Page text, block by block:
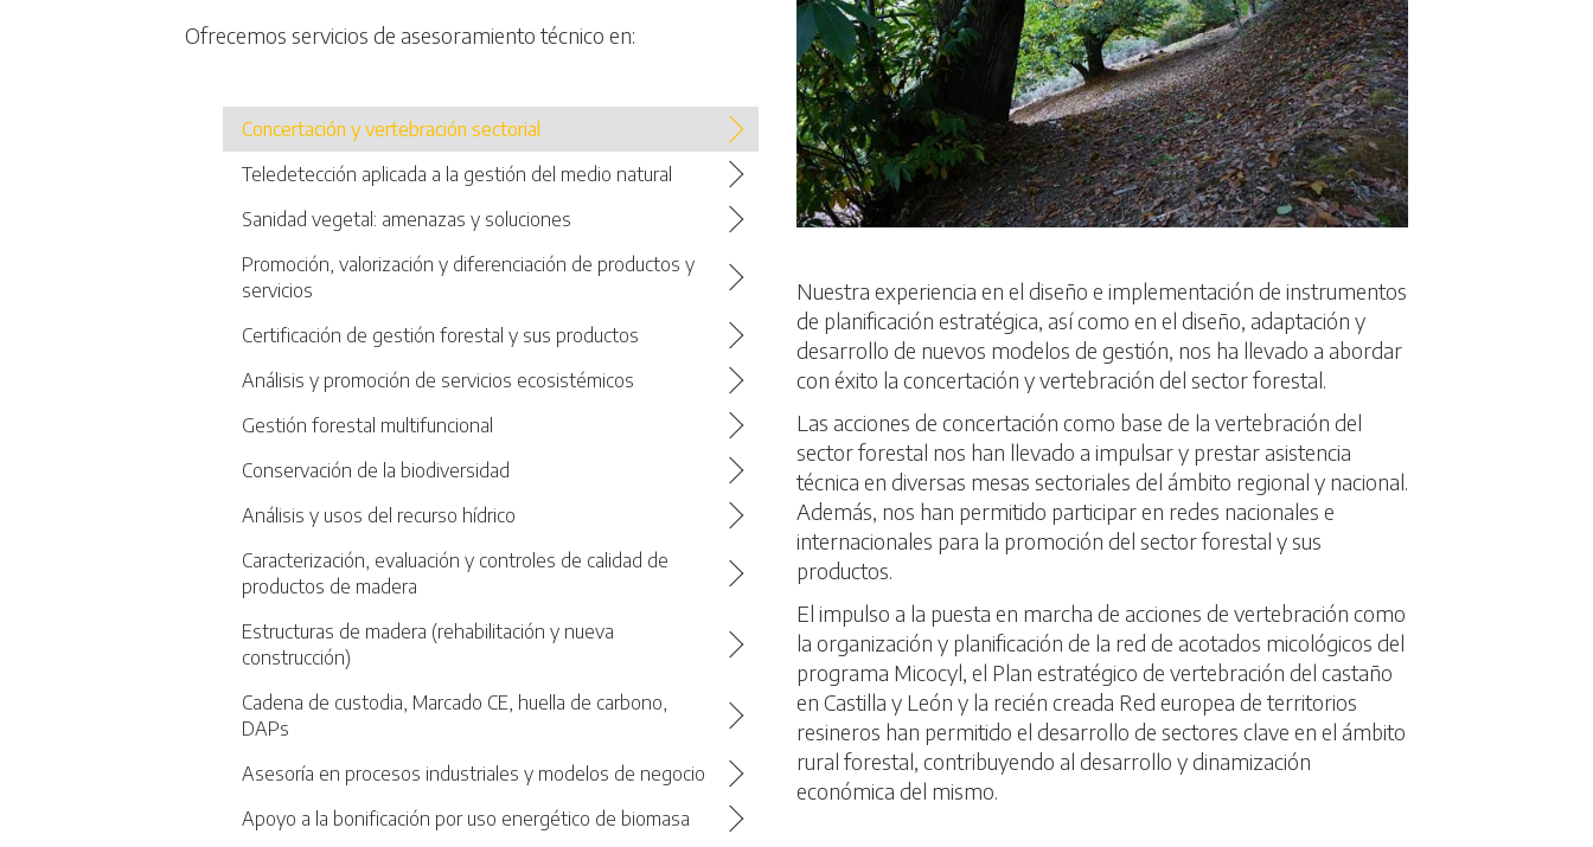
Ofrecemos servicios de asesoramiento técnico en:
Concertación y vertebración sectorial
Teledetección aplicada a la gestión del medio natural
Sanidad vegetal: amenazas y soluciones
Promoción, valorización y diferenciación de productos y
servicios
Certificación de gestión forestal y sus productos
Análisis y promoción de servicios ecosistémicos
Gestión forestal multifuncional
Conservación de la biodiversidad
Análisis y usos del recurso hídrico
Caracterización, evaluación y controles de calidad de
productos de madera
Estructuras de madera (rehabilitación y nueva
construcción)
Cadena de custodia, Marcado CE, huella de carbono,
DAPs
Asesoría en procesos industriales y modelos de negocio
Apoyo a la bonificación por uso energético de biomasa
Nuestra experiencia en el diseño e implementación de instrumentos
de planificación estratégica, así como en el diseño, adaptación y
desarrollo de nuevos modelos de gestión, nos ha llevado a abordar
con éxito la concertación y vertebración del sector forestal.
Las acciones de concertación como base de la vertebración del
sector forestal nos han llevado a impulsar y prestar asistencia
técnica en diversas mesas sectoriales del ámbito regional y nacional.
Además, nos han permitido participar en redes nacionales e
internacionales para la promoción del sector forestal y sus
productos.
El impulso a la puesta en marcha de acciones de vertebración como
la organización y planificación de la red de acotados micológicos del
programa Micocyl, el Plan estratégico de vertebración del castaño
en Castilla y León y la recién creada Red europea de territorios
resineros han permitido el desarrollo de sectores clave en el ámbito
rural forestal, contribuyendo al desarrollo y dinamización
económica del mismo.